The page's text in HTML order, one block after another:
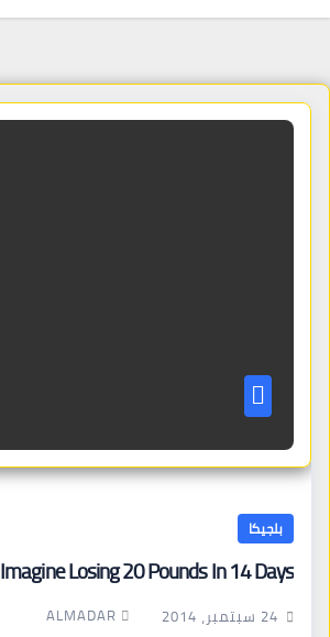
بلجيكا
Imagine Losing 20 Pounds In 14 Days!
24 سبتمبر، 2014 ALMADAR